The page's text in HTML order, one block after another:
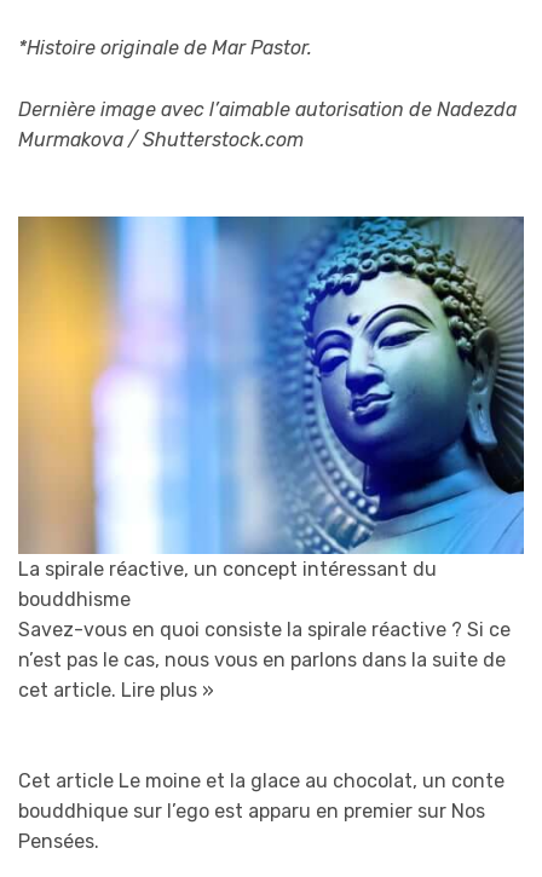
*Histoire originale de Mar Pastor.
Dernière image avec l’aimable autorisation de Nadezda
Murmakova / Shutterstock.com
La spirale réactive, un concept intéressant du
bouddhisme
Savez-vous en quoi consiste la spirale réactive ? Si ce
n’est pas le cas, nous vous en parlons dans la suite de
cet article. Lire plus »
Cet article Le moine et la glace au chocolat, un conte
bouddhique sur l’ego est apparu en premier sur Nos
Pensées.